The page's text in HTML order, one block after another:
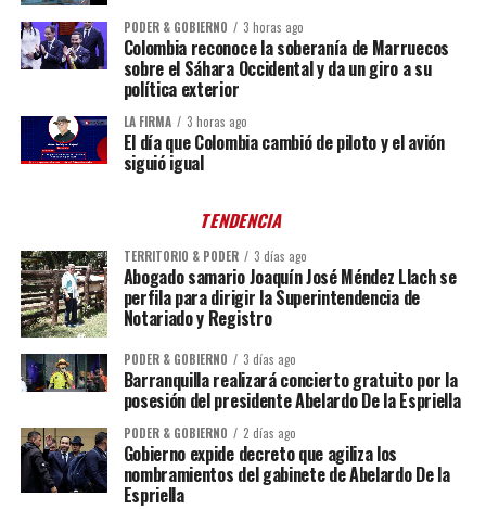
PODER & GOBIERNO 3 horas ago
Colombia reconoce la soberanía de Marruecos
sobre el Sáhara Occidental y da un giro a su
política exterior
LA FIRMA 3 horas ago
El día que Colombia cambió de piloto y el avión
siguió igual
TENDENCIA
TERRITORIO & PODER 3 días ago
Abogado samario Joaquín José Méndez Llach se
perfila para dirigir la Superintendencia de
Notariado y Registro
PODER & GOBIERNO 3 días ago
Barranquilla realizará concierto gratuito por la
posesión del presidente Abelardo De la Espriella
PODER & GOBIERNO 2 días ago
Gobierno expide decreto que agiliza los
nombramientos del gabinete de Abelardo De la
Espriella